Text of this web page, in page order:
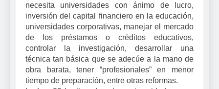
necesita universidades con ánimo de lucro,
inversión del capital financiero en la educación,
universidades corporativas, manejar el mercado
de los préstamos o créditos educativos,
controlar la investigación, desarrollar una
técnica tan básica que se adecúe a la mano de
obra barata, tener “profesionales” en menor
tiempo de preparación, entre otras reformas.